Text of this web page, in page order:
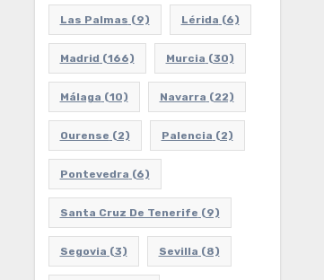
Las Palmas (9) Lérida (6)
Madrid (166) Murcia (30)
Málaga (10) Navarra (22)
Ourense (2) Palencia (2)
Pontevedra (6)
Santa Cruz De Tenerife (9)
Segovia (3) Sevilla (8)